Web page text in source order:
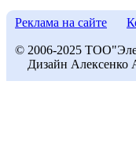
Реклама на сайте
© 2006-2025
Дизайн Алексенко